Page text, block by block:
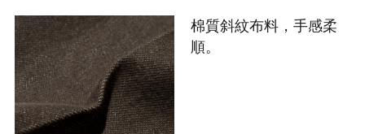
棉質斜紋布料，手感柔
順。